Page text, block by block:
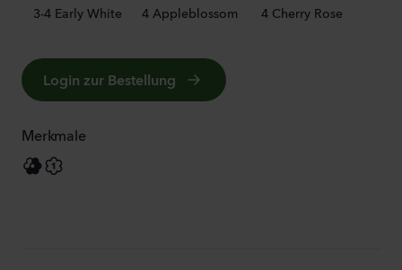
3-4 Early White 4 Appleblossom 4 Cherry Rose
Login zur Bestellung
Merkmale